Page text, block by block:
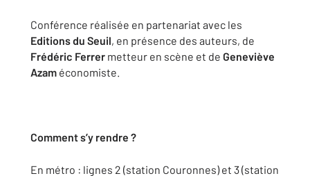
Conférence réalisée en partenariat avec les
Editions du Seuil, en présence des auteurs, de
Frédéric Ferrer metteur en scène et de Geneviève
Azam économiste.
Comment s’y rendre ?
En métro : lignes 2 (station Couronnes) et 3 (station